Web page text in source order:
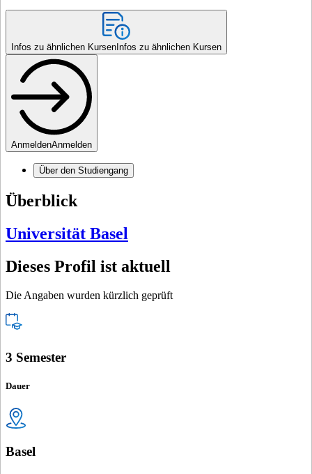
Infos zu ähnlichen Kursen Infos zu ähnlichen Kursen
AnmeldenAnmelden
Über den Studiengang
Überblick
Universität Basel
Dieses Profil ist aktuell
Die Angaben wurden kürzlich geprüft
3 Semester
Dauer
Basel